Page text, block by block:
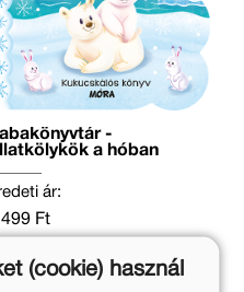
-
a hóban
ár:
Ft
Ft
(cookie) használ